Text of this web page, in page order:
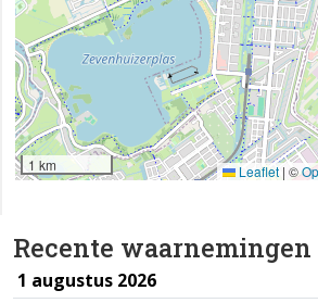
Recente waarnemingen
1 augustus 2026
1 km Leaflet | ©